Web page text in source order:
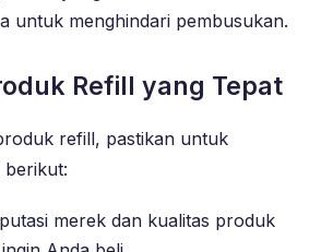
untuk menghindari pembusukan.
Refill yang Tepat
refill, pastikan untuk
berikut:
merek dan kualitas produk